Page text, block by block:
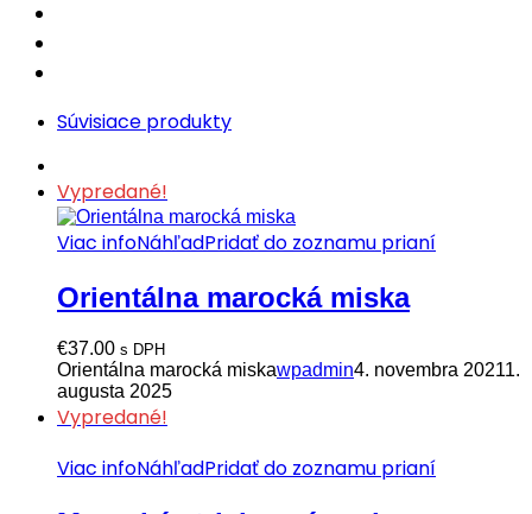
Súvisiace produkty
Vypredané!
Viac infoNáhľadPridať do zoznamu prianí
Orientálna marocká miska
€37.00 s DPH
Orientálna marocká miskawpadmin4. novembra 20211.
augusta 2025
Vypredané!
Viac infoNáhľadPridať do zoznamu prianí